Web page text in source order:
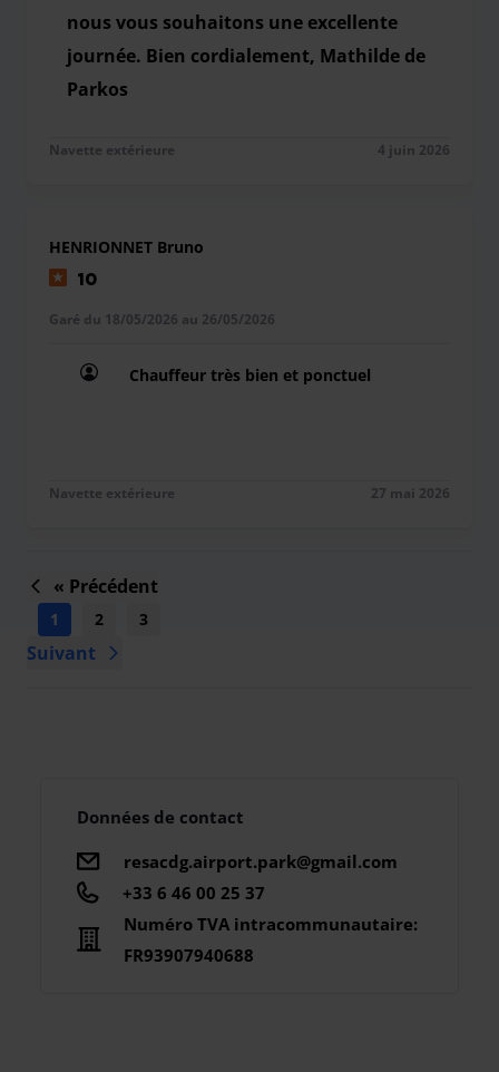
nous vous souhaitons une excellente
journée. Bien cordialement, Mathilde de
Parkos
Navette extérieure 4 juin 2026
HENRIONNET Bruno
10
Garé du 18/05/2026 au 26/05/2026
Chauffeur très bien et ponctuel
Navette extérieure 27 mai 2026
« Précédent
1 2 3
Suivant
Données de contact
resacdg.airport.park@gmail.com
+33 6 46 00 25 37
Numéro TVA intracommunautaire:
FR93907940688